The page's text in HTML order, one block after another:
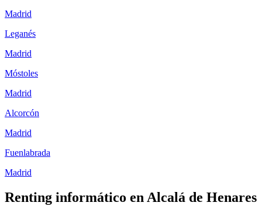
Madrid
Leganés
Madrid
Móstoles
Madrid
Alcorcón
Madrid
Fuenlabrada
Madrid
Renting informático enAlcalá de Henares